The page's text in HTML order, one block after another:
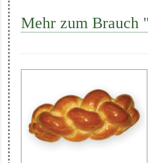
Mehr zum Brauch